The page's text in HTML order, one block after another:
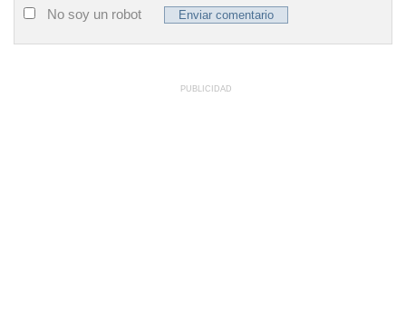
No soy un robot
PUBLICIDAD